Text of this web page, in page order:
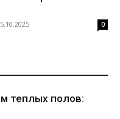
0
теплых полов: